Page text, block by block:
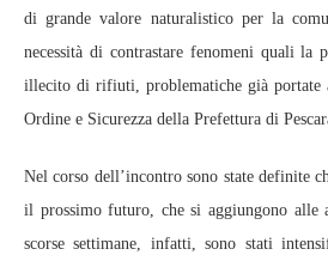
di grande valore naturalistico per la
necessità di contrastare fenomeni quali la
illecito di rifiuti, problematiche già portate
Ordine e Sicurezza della Prefettura di
Nel corso dell’incontro sono state definite
il prossimo futuro, che si aggiungono alle
scorse settimane, infatti, sono stati